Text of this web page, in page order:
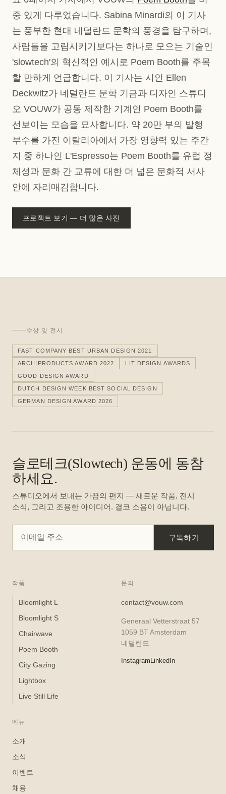
중 있게 다루었습니다. Sabina Minardi의 이 기사
는 풍부한 현대 네덜란드 문학의 풍경을 탐구하며,
사람들을 고립시키기보다는 하나로 모으는 기술인
'slowtech'의 혁신적인 예시로 Poem Booth를 주목
할 만하게 언급합니다. 이 기사는 시인 Ellen
Deckwitz가 네덜란드 문학 기금과 디자인 스튜디
오 VOUW가 공동 제작한 기계인 Poem Booth를
선보이는 모습을 묘사합니다. 약 20만 부의 발행
부수를 가진 이탈리아에서 가장 영향력 있는 주간
지 중 하나인 L'Espresso는 Poem Booth를 유럽 정
체성과 문화 간 교류에 대한 더 넓은 문화적 서사
안에 자리매김합니다.
프로젝트 보기 — 더 많은 사진
수상 및 전시
FAST COMPANY BEST URBAN DESIGN 2021
ARCHIPRODUCTS AWARD 2022 LIT DESIGN AWARDS
GOOD DESIGN AWARD
DUTCH DESIGN WEEK BEST SOCIAL DESIGN
GERMAN DESIGN AWARD 2026
슬로테크(Slowtech) 운동에 동참
하세요.
스튜디오에서 보내는 가끔의 편지 — 새로운 작품, 전시
소식, 그리고 조용한 아이디어. 결코 소음이 아닙니다.
구독하기
작품
Bloomlight L
Bloomlight S
Chairwave
Poem Booth
City Gazing
Lightbox
Live Still Life
메뉴
소개
소식
이벤트
채용
문의
contact@vouw.com
Generaal Vetterstraat 57
1059 BT Amsterdam
네덜란드
Instagram LinkedIn